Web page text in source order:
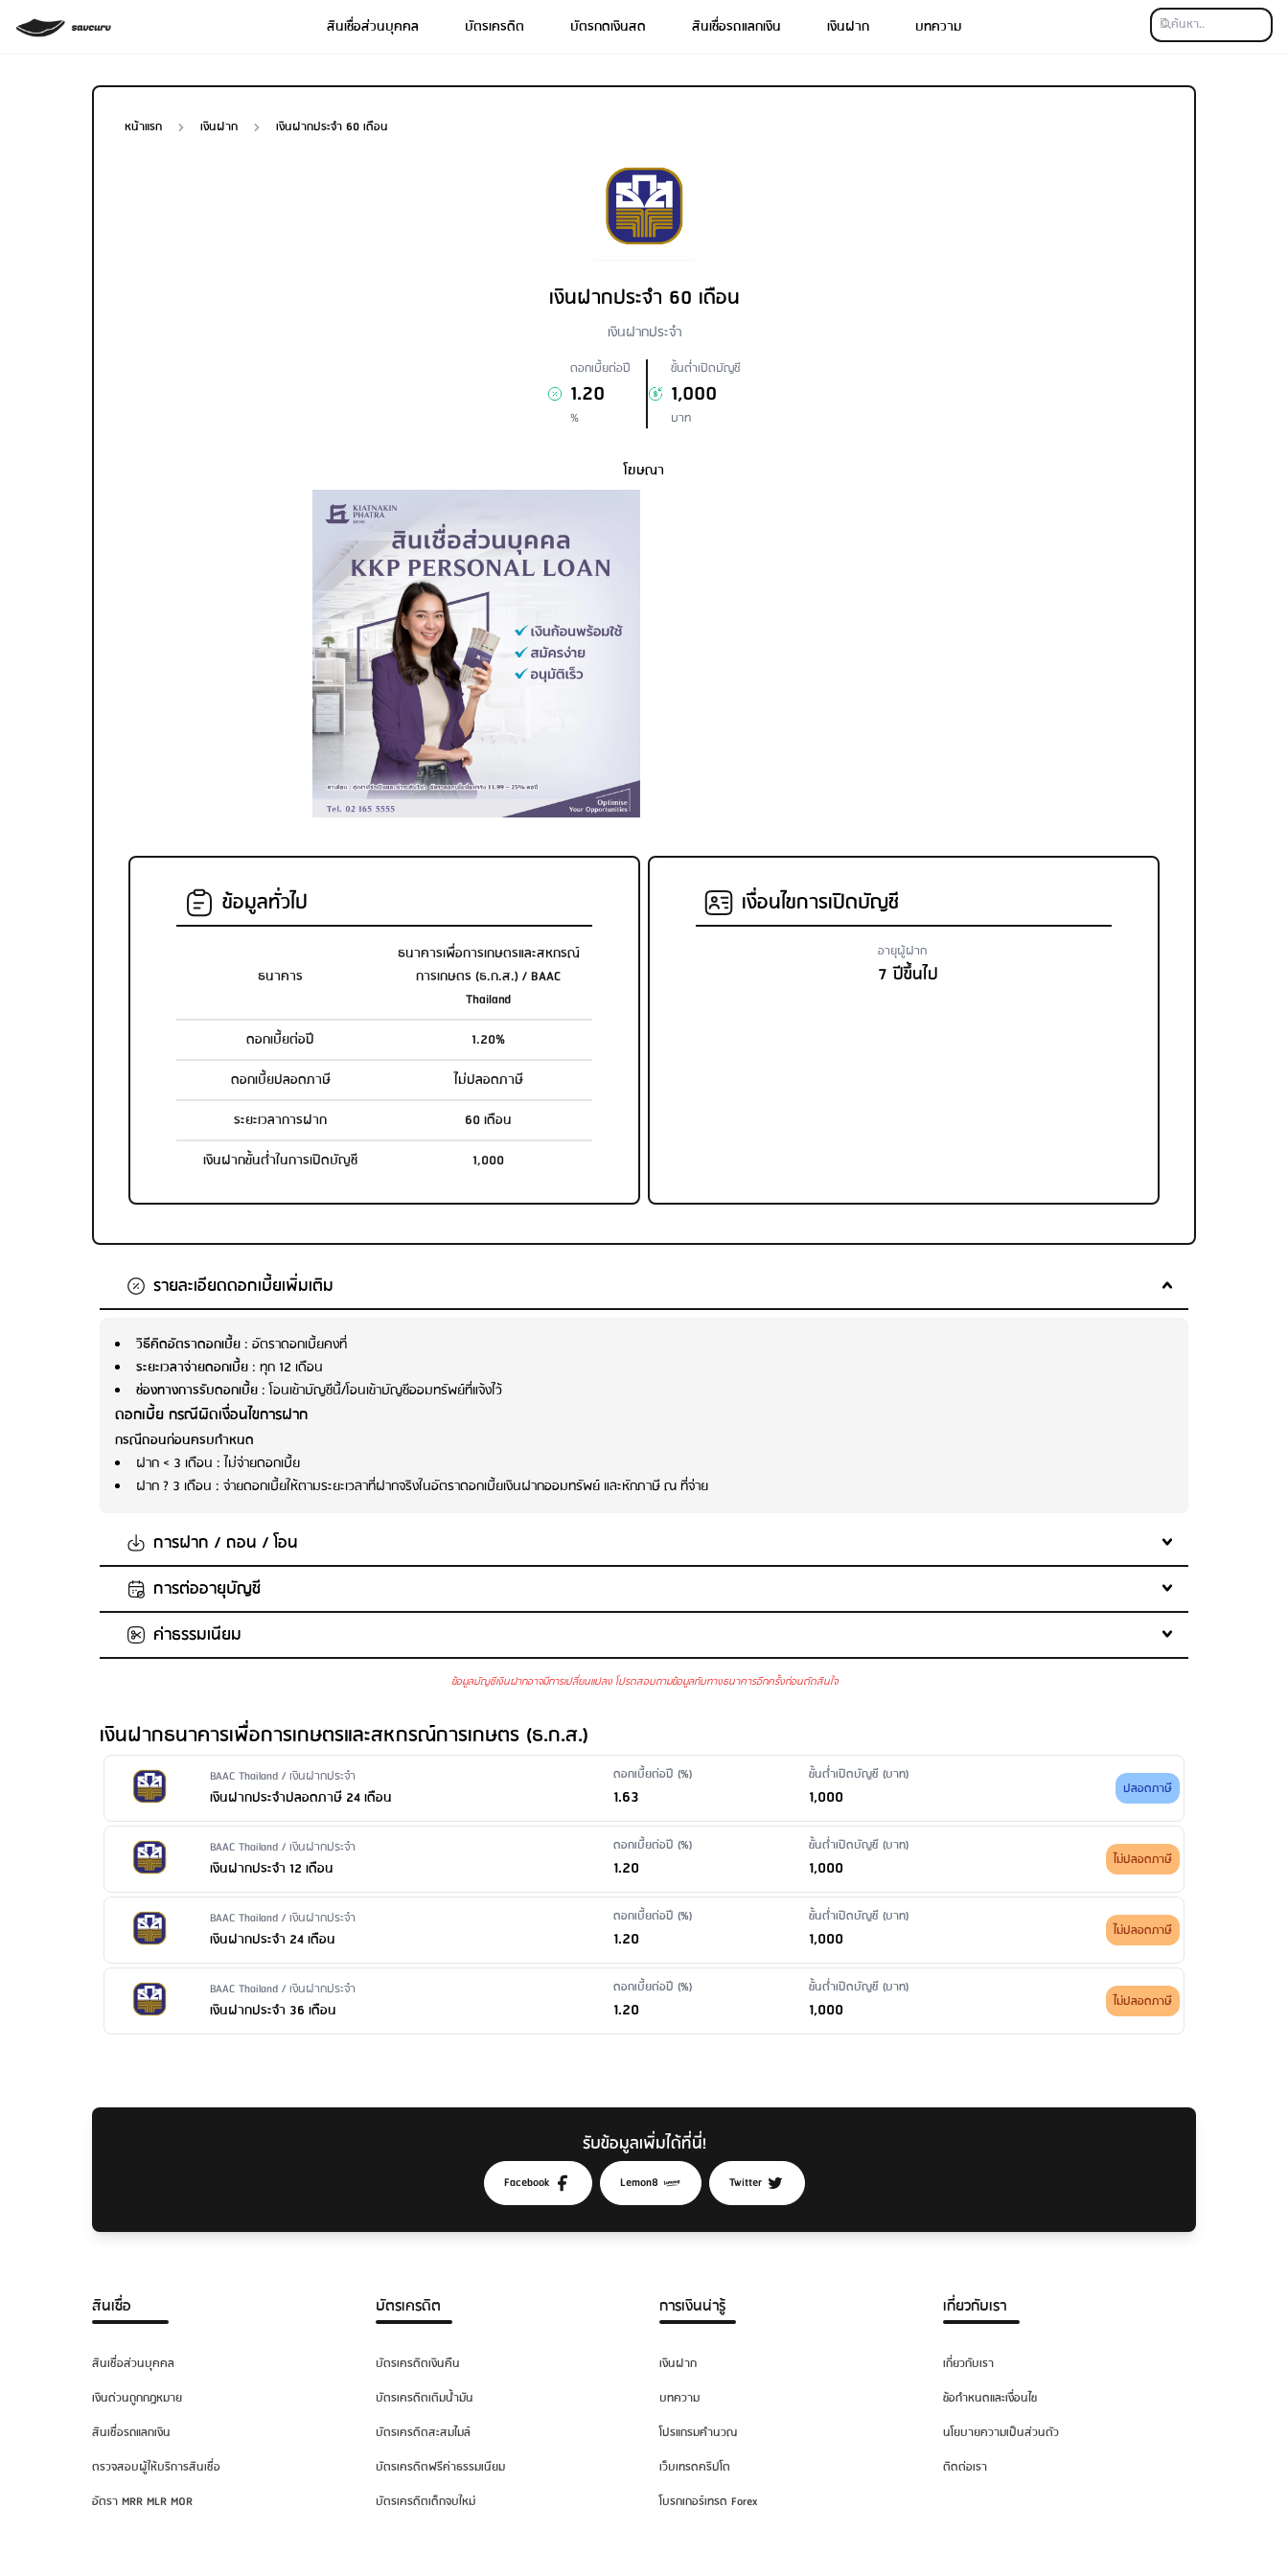
สินเชื่อส่วนบุคคล บัตรเครดิต บัตรกดเงินสด สินเชื่อรถแลกเงิน เงินฝาก บทความ
หน้าแรก เงินฝาก เงินฝากประจำ 60 เดือน
เงินฝากประจำ 60 เดือน
เงินฝากประจำ
ดอกเบี้ยต่อปี
1.20
%
ขั้นต่ำเปิดบัญชี
1,000
บาท
โฆษณา
ข้อมูลทั่วไป
ธนาคาร
ธนาคารเพื่อการเกษตรและสหกรณ์
การเกษตร (ธ.ก.ส.) / BAAC
Thailand
ดอกเบี้ยต่อปี
1.20%
ดอกเบี้ยปลอดภาษี
ไม่ปลอดภาษี
ระยะเวลาการฝาก
60 เดือน
เงินฝากขั้นต่ำในการเปิดบัญชี
1,000
เงื่อนไขการเปิดบัญชี
อายุผู้ฝาก
7 ปีขึ้นไป
รายละเอียดดอกเบี้ยเพิ่มเติม
วิธีคิดอัตราดอกเบี้ย : อัตราดอกเบี้ยคงที่
ระยะเวลาจ่ายดอกเบี้ย : ทุก 12 เดือน
ช่องทางการรับดอกเบี้ย : โอนเข้าบัญชีนี้/โอนเข้าบัญชีออมทรัพย์ที่แจ้งไว้
ดอกเบี้ย กรณีผิดเงื่อนไขการฝาก
กรณีถอนก่อนครบกำหนด
ฝาก < 3 เดือน : ไม่จ่ายดอกเบี้ย
ฝาก ? 3 เดือน : จ่ายดอกเบี้ยให้ตามระยะเวลาที่ฝากจริงในอัตราดอกเบี้ยเงินฝากออมทรัพย์ และหักภาษี ณ ที่จ่าย
การฝาก / ถอน / โอน
จำนวนเงินในการฝากขั้นต่ำต่อครั้ง
จำนวนเงินในการฝากสูงสุด
ฝากเพิ่มในบัญชีเดิม
ถอนได้ครั้งละไม่ต่ำกว่า 1,000 บาท เสียภาษีดอกเบี้ยเงินฝาก
การต่ออายุบัญชี
ต่ออายุเงินฝากเป็นประเภทเดิม
ค่าธรรมเนียม
ค่าบริการแจ้งยอดเงินและความเคลื่อนไหวของบัญชีผ่าน SMS
ค่าธรรมเนียมออกสมุดคู่ฝากใหม่: 50 บาท/เล่ม
ค่าธรรมเนียมขอใบแสดงรายการเคลื่อนไหวทางบัญชีเงินฝาก ผ่านสาขา: ขอใบแสดงรายการย้อนหลังน้อยกว่า 6 เดือน: 100 บาท/ฉบับ/บัญชี ขอใบแสดงรายการย้อนหลังตั้งแต่ 6 เดือน - 2 ปี: 200
บาท/ฉบับ/บัญชี ขอใบแสดงรายการย้อนหลังมากว่า 2 ปี: 500 บาท/ฉบับ/บัญชี เงื่อนไข: ลูกค้าขอเพิ่มเติมจากที่จัดส่งให้ 1. ไม่เกิน 6 เดือน 100 บาท/ครั้ง/บัญชี 2. เกินกว่า 6 เดือน - 2 ปี 200 บาท/ครั้ง/บัญชี
3. เกินกว่า 2 ปี 500 บาท/ครั้ง/บัญชี
ค่าธรรมเนียมปิดบัญชี: 100 บาท/บัญชี เมื่อปิดบัญชีก่อน 31 วัน
ข้อมูลบัญชีเงินฝากอาจมีการเปลี่ยนแปลง โปรดสอบถามข้อมูลกับทางธนาคารอีกครั้งก่อนตัดสินใจ
เงินฝากธนาคารเพื่อการเกษตรและสหกรณ์การเกษตร (ธ.ก.ส.)
Issuer Name / Financial Product Type
BAAC Thailand / เงินฝากประจำ
เงินฝากประจำปลอดภาษี 24 เดือน
ดอกเบี้ยต่อปี (%)
1.63
ขั้นต่ำเปิดบัญชี (บาท)
1,000 ปลอดภาษี
Issuer Name / Financial Product Type
BAAC Thailand / เงินฝากประจำ
เงินฝากประจำ 12 เดือน
ดอกเบี้ยต่อปี (%)
1.20
ขั้นต่ำเปิดบัญชี (บาท)
1,000 ไม่ปลอดภาษี
Issuer Name / Financial Product Type
BAAC Thailand / เงินฝากประจำ
เงินฝากประจำ 24 เดือน
ดอกเบี้ยต่อปี (%)
1.20
ขั้นต่ำเปิดบัญชี (บาท)
1,000 ไม่ปลอดภาษี
Issuer Name / Financial Product Type
BAAC Thailand / เงินฝากประจำ
เงินฝากประจำ 36 เดือน
ดอกเบี้ยต่อปี (%)
1.20
ขั้นต่ำเปิดบัญชี (บาท)
1,000 ไม่ปลอดภาษี
รับข้อมูลเพิ่มได้ที่นี่!
Facebook Lemon8 Twitter
สินเชื่อ
สินเชื่อส่วนบุคคล
เงินด่วนถูกกฎหมาย
สินเชื่อรถแลกเงิน
ตรวจสอบผู้ให้บริการสินเชื่อ
อัตรา MRR MLR MOR
บัตรเครดิต
บัตรเครดิตเงินคืน
บัตรเครดิตเติมน้ำมัน
บัตรเครดิตสะสมไมล์
บัตรเครดิตฟรีค่าธรรมเนียม
บัตรเครดิตเด็กจบใหม่
การเงินน่ารู้
เงินฝาก
บทความ
โปรแกรมคำนวณ
เว็บเทรดคริปโต
โบรกเกอร์เทรด Forex
เกี่ยวกับเรา
เกี่ยวกับเรา
ข้อกำหนดและเงื่อนไข
นโยบายความเป็นส่วนตัว
ติดต่อเรา